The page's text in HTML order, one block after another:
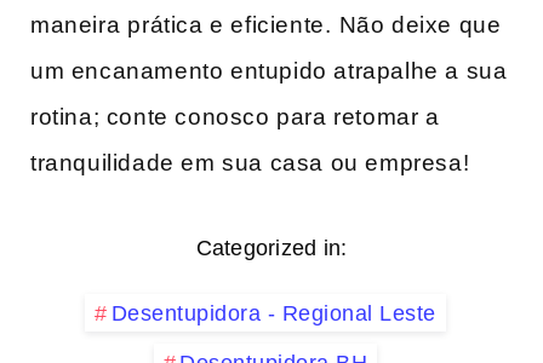
maneira⁤ prática e‍ eficiente.⁢ Não deixe que
um encanamento​ entupido atrapalhe a sua‌
rotina; conte conosco para retomar a
tranquilidade em ‌sua casa ‌ou ‌empresa!
Categorized in:
Desentupidora - Regional Leste